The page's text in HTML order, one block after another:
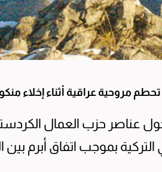
مروحية عراقية أثناء إخلاء
حزب العمال
بموجب اتفاق أبرم بين